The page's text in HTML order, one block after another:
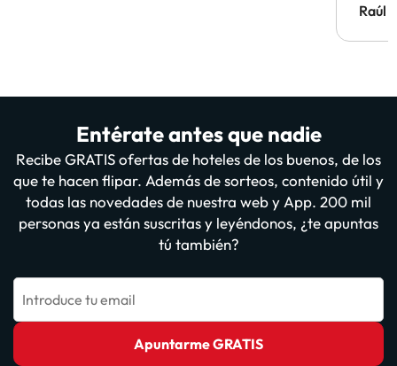
Hotel
Raúl
Entérate antes que nadie
Recibe GRATIS ofertas de hoteles de los buenos, de los
que te hacen flipar. Además de sorteos, contenido útil y
todas las novedades de nuestra web y App. 200 mil
personas ya están suscritas y leyéndonos, ¿te apuntas
tú también?
Introduce tu email
Apuntarme GRATIS